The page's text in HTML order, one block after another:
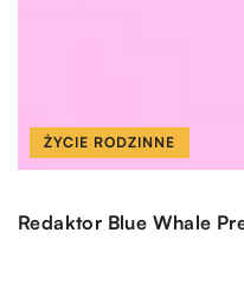
ŻYCIE RODZINNE
Redaktor Blue Whale